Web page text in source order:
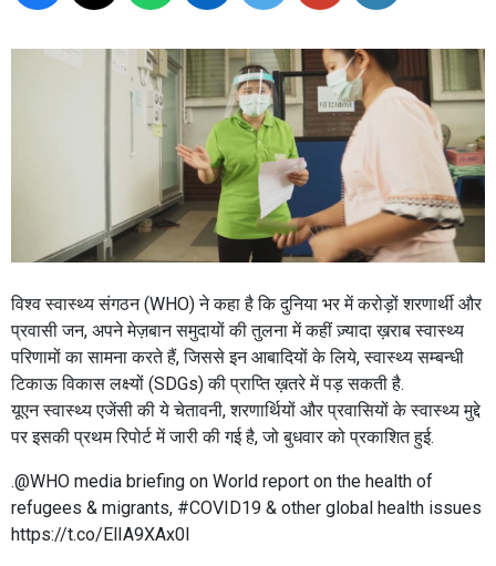
विश्व स्वास्थ्य संगठन (WHO) ने कहा है कि दुनिया भर में करोड़ों शरणार्थी और
प्रवासी जन, अपने मेज़बान समुदायों की तुलना में कहीं ज़्यादा ख़राब स्वास्थ्य
परिणामों का सामना करते हैं, जिससे इन आबादियों के लिये, स्वास्थ्य सम्बन्धी
टिकाऊ विकास लक्ष्यों (SDGs) की प्राप्ति ख़तरे में पड़ सकती है.
यूएन स्वास्थ्य एजेंसी की ये चेतावनी, शरणार्थियों और प्रवासियों के स्वास्थ्य मुद्दे
पर इसकी प्रथम रिपोर्ट में जारी की गई है, जो बुधवार को प्रकाशित हुई.
.@WHO media briefing on World report on the health of
refugees & migrants, #COVID19 & other global health issues
https://t.co/ElIA9XAx0l